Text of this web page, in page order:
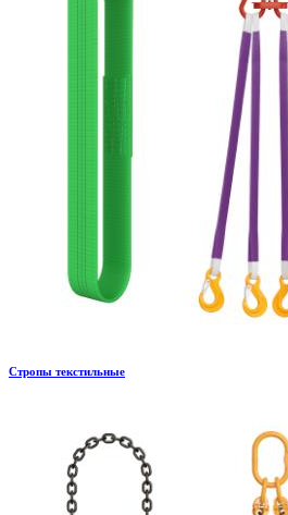
Стропы текстильные